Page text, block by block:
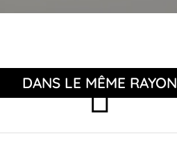
DANS LE MÊME RAYON